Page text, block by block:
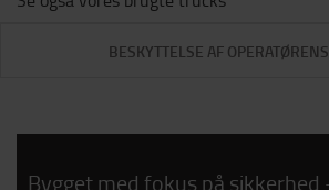
BESKYTTELSE AF
Bygget med fokus på sikkerhed